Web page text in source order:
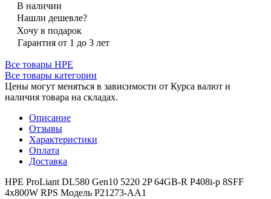
В наличии
Нашли дешевле?
Хочу в подарок
Гарантия от 1 до 3 лет
Все товары HPE
Все товары категории
Цены могут меняться в зависимости от Курса валют и
наличия товара на складах.
Описание
Отзывы
Характеристики
Оплата
Доставка
HPE ProLiant DL580 Gen10 5220 2P 64GB-R P408i-p 8SFF
4x800W RPS Модель P21273-AA1